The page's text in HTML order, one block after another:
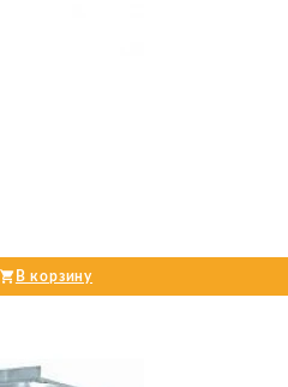
В корзину